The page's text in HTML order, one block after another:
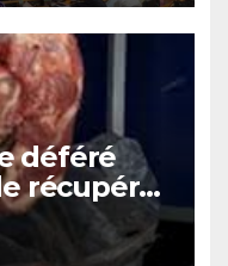
du jour.
déféré
récupérer